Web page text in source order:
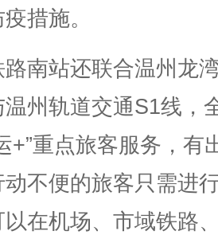
措施。
站还联合温州龙
温州轨道交通S1线，
+”重点旅客服务，有
不便的旅客只需进
在机场、市域铁路